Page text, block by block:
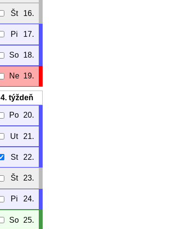
Št 16.
Pi 17.
So 18.
Ne 19.
4.týždeň
Po 20.
Ut 21.
St 22.
Št 23.
Pi 24.
So 25.